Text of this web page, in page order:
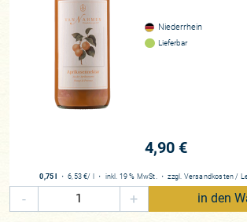
Niederrhein
Lieferbar
4,90 €
0,75 l ・6,53 €/ l ・ inkl. 19 % MwSt. ・zzgl. Versandkosten /
- + in den